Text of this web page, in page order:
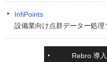
InfiPoints
設備業向け点群データー処理
Rebro 導